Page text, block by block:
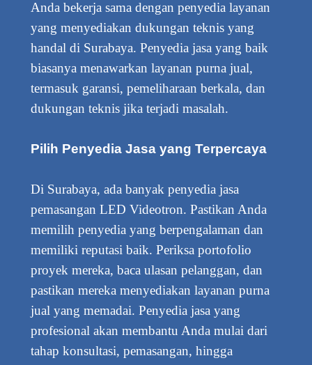
Anda bekerja sama dengan penyedia layanan
yang menyediakan dukungan teknis yang
handal di Surabaya. Penyedia jasa yang baik
biasanya menawarkan layanan purna jual,
termasuk garansi, pemeliharaan berkala, dan
dukungan teknis jika terjadi masalah.
Pilih Penyedia Jasa yang Terpercaya
Di Surabaya, ada banyak penyedia jasa
pemasangan LED Videotron. Pastikan Anda
memilih penyedia yang berpengalaman dan
memiliki reputasi baik. Periksa portofolio
proyek mereka, baca ulasan pelanggan, dan
pastikan mereka menyediakan layanan purna
jual yang memadai. Penyedia jasa yang
profesional akan membantu Anda mulai dari
tahap konsultasi, pemasangan, hingga